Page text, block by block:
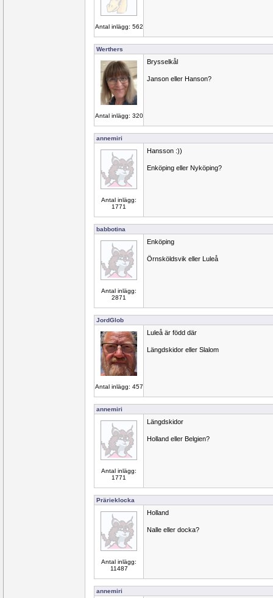
Antal inlägg: 562
Werthers
Antal inlägg: 320
Brysselkål
Janson eller Hanson?
annemiri
Antal inlägg:
1771
Hansson :))
Enköping eller Nyköping?
babbotina
Antal inlägg:
2871
Enköping
Örnsköldsvik eller Luleå
JordGlob
Antal inlägg: 457
Luleå är född där
Längdskidor eller Slalom
annemiri
Antal inlägg:
1771
Längdskidor
Holland eller Belgien?
Prärieklocka
Antal inlägg:
11487
Holland
Nalle eller docka?
annemiri